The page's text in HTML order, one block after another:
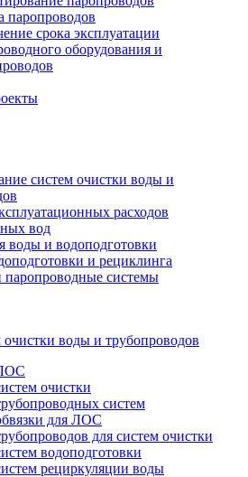
паропроводов
срока эксплуатации
оборудования и
систем очистки воды и
расходов
вод
воды и водоподготовки
и рециклинга
паропроводные системы
воды и трубопроводов
очистки
систем
для ЛОС
для систем очистки
водоподготовки
рециркуляции воды